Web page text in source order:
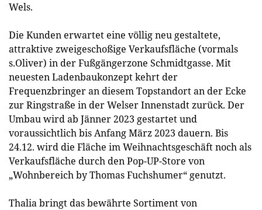
Wels.
Die Kunden erwartet eine völlig neu gestaltete,
attraktive zweigeschoßige Verkaufsfläche (vormals
s.Oliver) in der Fußgängerzone Schmidtgasse. Mit
neuesten Ladenbaukonzept kehrt der
Frequenzbringer an diesem Topstandort an der Ecke
zur Ringstraße in der Welser Innenstadt zurück. Der
Umbau wird ab Jänner 2023 gestartet und
voraussichtlich bis Anfang März 2023 dauern. Bis
24.12. wird die Fläche im Weihnachtsgeschäft noch als
Verkaufsfläche durch den Pop-UP-Store von
„Wohnbereich by Thomas Fuchshumer“ genutzt.
Thalia bringt das bewährte Sortiment von